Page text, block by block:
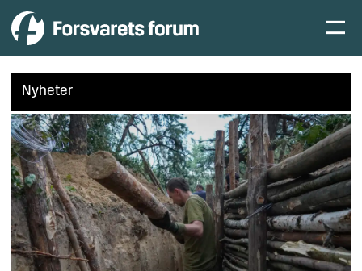
Nyheter